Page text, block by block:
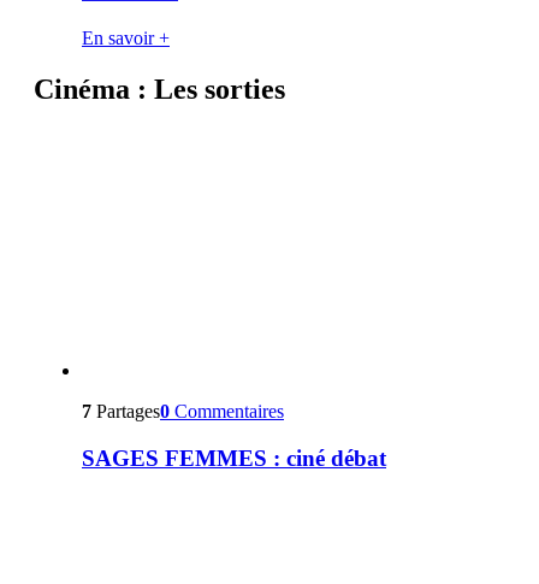
En savoir +
Cinéma : Les sorties
7 Partages0 Commentaires
SAGES FEMMES : ciné débat